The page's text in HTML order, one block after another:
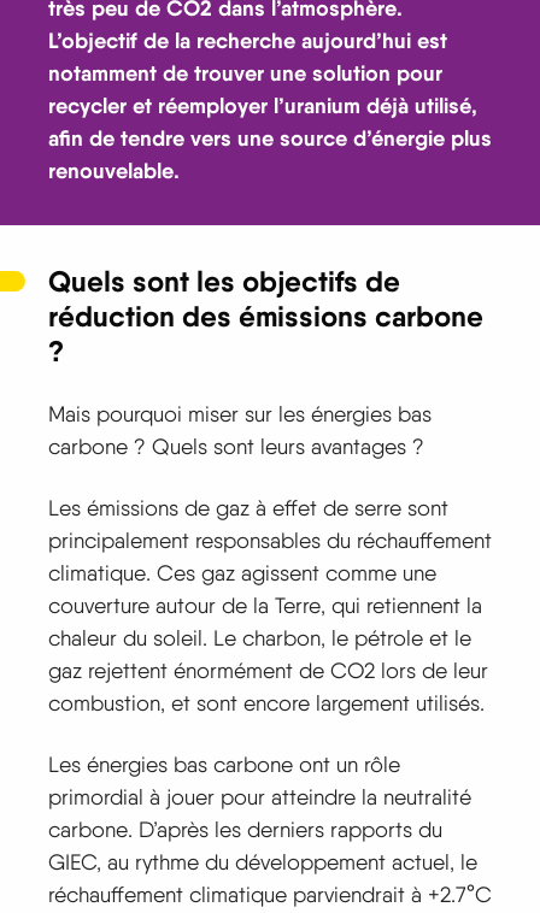
très peu de CO2 dans l’atmosphère.
L’objectif de la recherche aujourd’hui est
notamment de trouver une solution pour
recycler et réemployer l’uranium déjà utilisé,
afin de tendre vers une source d’énergie plus
renouvelable.
Quels sont les objectifs de
réduction des émissions carbone
?
Mais pourquoi miser sur les énergies bas
carbone ? Quels sont leurs avantages ?
Les émissions de gaz à effet de serre sont
principalement responsables du réchauffement
climatique. Ces gaz agissent comme une
couverture autour de la Terre, qui retiennent la
chaleur du soleil. Le charbon, le pétrole et le
gaz rejettent énormément de CO2 lors de leur
combustion, et sont encore largement utilisés.
Les énergies bas carbone ont un rôle
primordial à jouer pour atteindre la neutralité
carbone. D’après les derniers rapports du
GIEC, au rythme du développement actuel, le
réchauffement climatique parviendrait à +2.7°C